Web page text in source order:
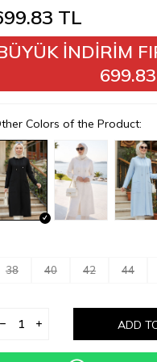
TL
İNDİRİM
Colors of the Product:
38 40 42 44
ADD